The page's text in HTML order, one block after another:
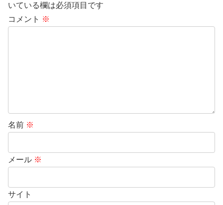
いている欄は必須項目です
コメント ※
名前 ※
メール ※
サイト